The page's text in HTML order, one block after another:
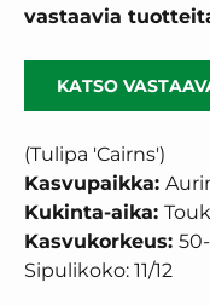
vastaavia
KATSO
(Tulipa 'Cairns')
Kasvupaikka:
Kukinta-aika:
Kasvukorkeus:
Sipulikoko: 11/12